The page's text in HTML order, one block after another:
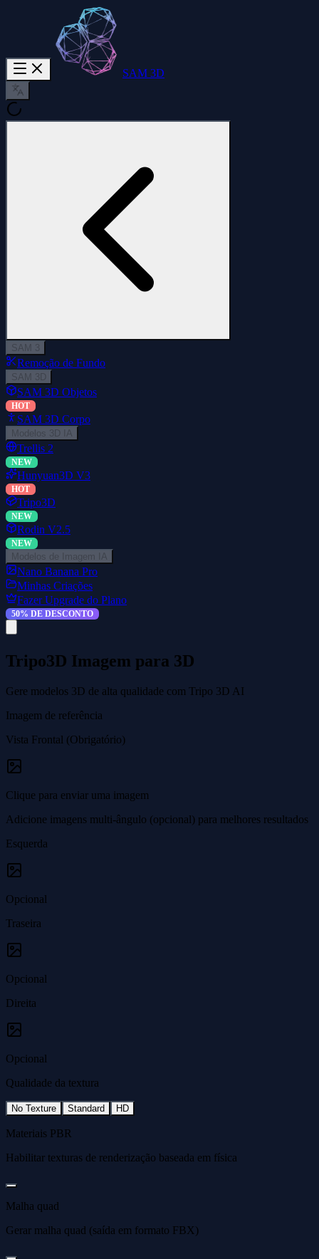
SAM 3D
SAM 3
Remoção de Fundo
SAM 3D
SAM 3D Objetos
HOT
SAM 3D Corpo
Modelos 3D IA
Trellis 2
NEW
Hunyuan3D V3
HOT
Tripo3D
NEW
Rodin V2.5
NEW
Modelos de Imagem IA
Nano Banana Pro
Minhas Criações
Fazer Upgrade do Plano
50% DE DESCONTO
Tripo3D Imagem para 3D
Gere modelos 3D de alta qualidade com Tripo 3D AI
Imagem de referência
Vista Frontal (Obrigatório)
Clique para enviar uma imagem
Adicione imagens multi-ângulo (opcional) para melhores resultados
Esquerda
Opcional
Traseira
Opcional
Direita
Opcional
Qualidade da textura
No Texture Standard HD
Materiais PBR
Habilitar texturas de renderização baseada em física
Malha quad
Gerar malha quad (saída em formato FBX)